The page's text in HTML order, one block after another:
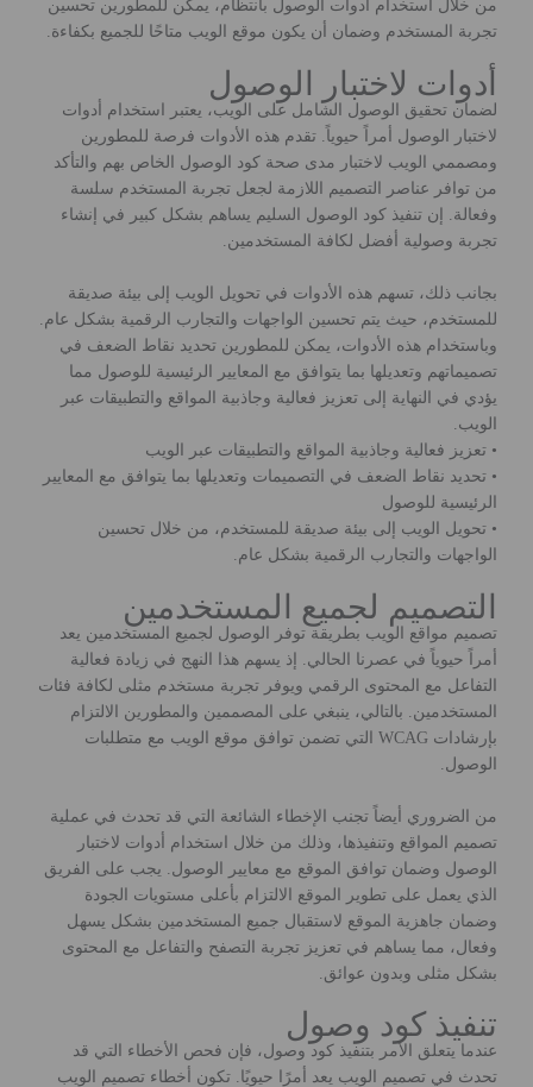
من خلال استخدام أدوات الوصول بانتظام، يمكن للمطورين تحسين
تجربة المستخدم وضمان أن يكون موقع الويب متاحًا للجميع بكفاءة.
أدوات لاختبار الوصول
لضمان تحقيق الوصول الشامل على الويب، يعتبر استخدام أدوات
لاختبار الوصول أمراً حيوياً. تقدم هذه الأدوات فرصة للمطورين
ومصممي الويب لاختبار مدى صحة كود الوصول الخاص بهم والتأكد
من توافر عناصر التصميم اللازمة لجعل تجربة المستخدم سلسة
وفعالة. إن تنفيذ كود الوصول السليم يساهم بشكل كبير في إنشاء
تجربة وصولية أفضل لكافة المستخدمين.
بجانب ذلك، تسهم هذه الأدوات في تحويل الويب إلى بيئة صديقة
للمستخدم، حيث يتم تحسين الواجهات والتجارب الرقمية بشكل عام.
وباستخدام هذه الأدوات، يمكن للمطورين تحديد نقاط الضعف في
تصميماتهم وتعديلها بما يتوافق مع المعايير الرئيسية للوصول مما
يؤدي في النهاية إلى تعزيز فعالية وجاذبية المواقع والتطبيقات عبر
الويب.
• تعزيز فعالية وجاذبية المواقع والتطبيقات عبر الويب
• تحديد نقاط الضعف في التصميمات وتعديلها بما يتوافق مع المعايير
الرئيسية للوصول
• تحويل الويب إلى بيئة صديقة للمستخدم، من خلال تحسين
الواجهات والتجارب الرقمية بشكل عام.
التصميم لجميع المستخدمين
تصميم مواقع الويب بطريقة توفر الوصول لجميع المستخدمين يعد
أمراً حيوياً في عصرنا الحالي. إذ يسهم هذا النهج في زيادة فعالية
التفاعل مع المحتوى الرقمي ويوفر تجربة مستخدم مثلى لكافة فئات
المستخدمين. بالتالي، ينبغي على المصممين والمطورين الالتزام
بإرشادات WCAG التي تضمن توافق موقع الويب مع متطلبات
الوصول.
من الضروري أيضاً تجنب الإخطاء الشائعة التي قد تحدث في عملية
تصميم المواقع وتنفيذها، وذلك من خلال استخدام أدوات لاختبار
الوصول وضمان توافق الموقع مع معايير الوصول. يجب على الفريق
الذي يعمل على تطوير الموقع الالتزام بأعلى مستويات الجودة
وضمان جاهزية الموقع لاستقبال جميع المستخدمين بشكل يسهل
وفعال، مما يساهم في تعزيز تجربة التصفح والتفاعل مع المحتوى
بشكل مثلى وبدون عوائق.
تنفيذ كود وصول
عندما يتعلق الأمر بتنفيذ كود وصول، فإن فحص الأخطاء التي قد
تحدث في تصميم الويب يعد أمرًا حيويًا. تكون أخطاء تصميم الويب